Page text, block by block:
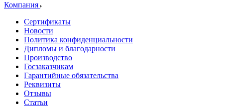
Компания
Сертификаты
Новости
Политика конфиденциальности
Дипломы и благодарности
Производство
Госзаказчикам
Гарантийные обязательства
Реквизиты
Отзывы
Статьи